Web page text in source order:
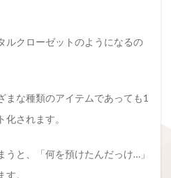
ルクローゼットのようになるの
まな種類のアイテムであっても1
されます。
うと、「何を預けたんだっけ…」
。